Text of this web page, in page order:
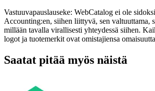
Vastuuvapauslauseke: WebCatalog ei ole
Accounting:en, siihen liittyvä, sen valtuuttama,
millään tavalla virallisesti yhteydessä siihen.
logot ja tuotemerkit ovat omistajiensa
Saatat pitää myös näistä